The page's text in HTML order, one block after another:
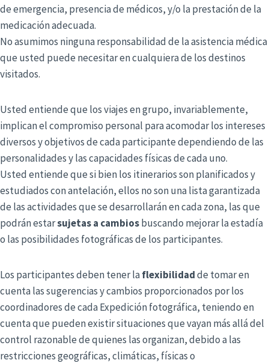
de emergencia, presencia de médicos, y/o la prestación de la
medicación adecuada.
No asumimos ninguna responsabilidad de la asistencia médica
que usted puede necesitar en cualquiera de los destinos
visitados.
Usted entiende que los viajes en grupo, invariablemente,
implican el compromiso personal para acomodar los intereses
diversos y objetivos de cada participante dependiendo de las
personalidades y las capacidades físicas de cada uno.
Usted entiende que si bien los itinerarios son planificados y
estudiados con antelación, ellos no son una lista garantizada
de las actividades que se desarrollarán en cada zona, las que
podrán estarsujetas a cambiosbuscando mejorar la estadía
o las posibilidades fotográficas de los participantes.
Los participantes deben tener laflexibilidadde tomar en
cuenta las sugerencias y cambios proporcionados por los
coordinadores de cada Expedición fotográfica, teniendo en
cuenta que pueden existir situaciones que vayan más allá del
control razonable de quienes las organizan, debido a las
restricciones geográficas, climáticas, físicas o